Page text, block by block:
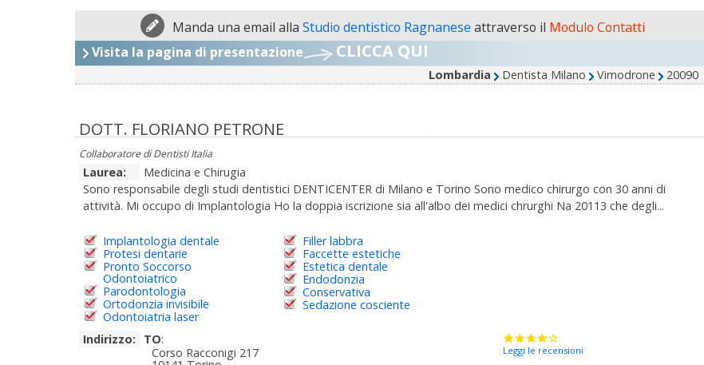
Manda una email alla Studio dentistico Ragnanese attraverso il Modulo Contatti
Visita la pagina di presentazione
CLICCA QUI
Lombardia Dentista Milano Vimodrone 20090
DOTT. FLORIANO PETRONE
Collaboratore di Dentisti Italia
Laurea:
Medicina e Chirugia
Sono responsabile degli studi dentistici DENTICENTER di Milano e Torino Sono medico chirurgo con 30 anni di
attività. Mi occupo di Implantologia Ho la doppia iscrizione sia all'albo dei medici chrurghi Na 20113 che degli...
Implantologia dentale
Protesi dentarie
Pronto Soccorso
Odontoiatrico
Parodontologia
Ortodonzia invisibile
Odontoiatria laser
Filler labbra
Faccette estetiche
Estetica dentale
Endodonzia
Conservativa
Sedazione cosciente
Indirizzo: TO:
Corso Racconigi 217
Leggi le recensioni